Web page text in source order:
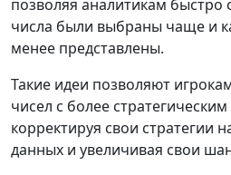
позволяя аналитикам быстро
числа были выбраны чаще и
менее представлены.
Такие идеи позволяют
чисел с более
корректируя свои стратегии
данных и увеличивая свои